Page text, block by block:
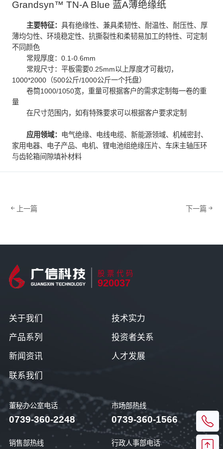
Grandsyn™ TN-A Blue 蓝A薄绝缘纸
主要特征： 具有绝缘性、兼具柔韧性、耐温性、耐压性、厚
薄均匀性、环境稳定性、抗撕裂性和柔韧易加工的特性、可定制
不同颜色
常规厚度：0.1-0.6mm
常规尺寸：平板需要0.25mm以上厚度才可裁切，
1000*2000（500公斤/1000公斤一个托盘）
卷筒1000/1050宽，重量可根据客户的需求定制每一卷的重
量
在尺寸范围内，如有特殊要求可以根据客户要求定制
应用领域： 电气绝缘、电线电缆、新能源领域、机械密封、
家用电器、电子产品、电机、锂电池组绝缘压片、车床主轴压环
与齿轮箱间隙填补材料
上一篇 下一篇
股票代码
920037
董秘办公室电话
0739-360-2248
市场部热线
0739-360-1566
销售部热线 行政人事部电话
关于我们 技术实力
产品系列 投资者关系
新闻资讯 人才发展
联系我们